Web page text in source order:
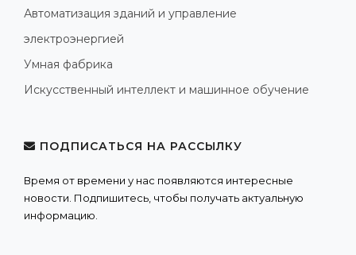
Автоматизация зданий и управление
электроэнергией
Умная фабрика
Искусственный интеллект и машинное обучение
ПОДПИСАТЬСЯ НА РАССЫЛКУ
Время от времени у нас появляются интересные
новости. Подпишитесь, чтобы получать актуальную
информацию.